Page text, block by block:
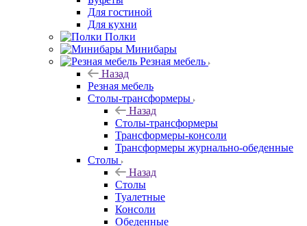
Для гостиной
Для кухни
Полки
Минибары
Резная мебель
Назад
Резная мебель
Столы-трансформеры
Назад
Столы-трансформеры
Трансформеры-консоли
Трансформеры журнально-обеденные
Столы
Назад
Столы
Туалетные
Консоли
Обеденные